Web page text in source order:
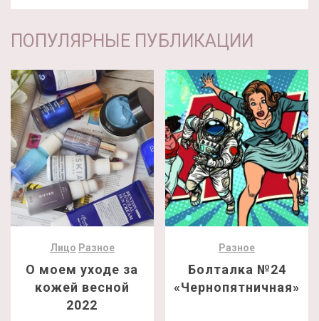
ПОПУЛЯРНЫЕ ПУБЛИКАЦИИ
Лицо Разное
О моем уходе за
кожей весной
2022
Разное
Болталка №24
«Чернопятничная»